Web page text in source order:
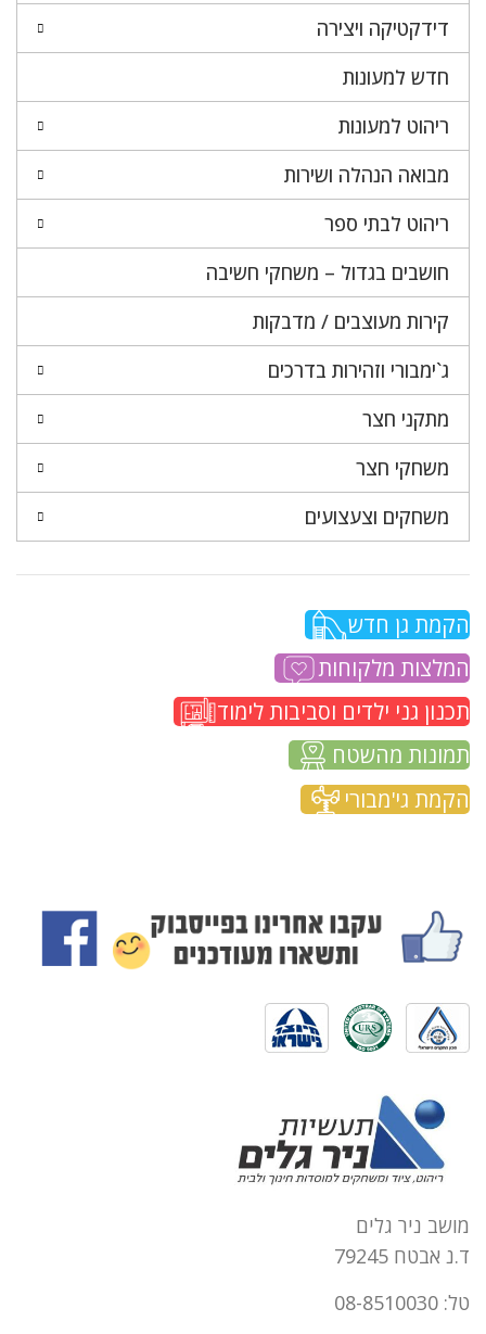
דידקטיקה ויצירה
חדש למעונות
ריהוט למעונות
מבואה הנהלה ושירות
ריהוט לבתי ספר
חושבים בגדול – משחקי חשיבה
קירות מעוצבים / מדבקות
ג`ימבורי וזהירות בדרכים
מתקני חצר
משחקי חצר
משחקים וצעצועים
הקמת גן חדש
המלצות מלקוחות
תכנון גני ילדים וסביבות לימוד
תמונות מהשטח
הקמת גי'מבורי
מושב ניר גלים
ד.נ אבטח 79245
טל: 08-8510030